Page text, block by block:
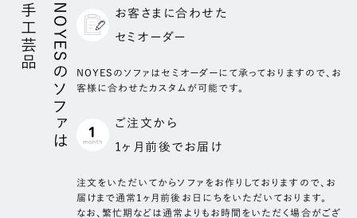
3層構造
低層部 33kg/m3ハードタイプ高密度ウレタン
中層部
表層部 20kg/m3ソフトウレタン
座クッション部(かため仕様)
60kg/m3のチップウレタン
24kg/m3のハードタイプ高密度ウレタン
1個
付属クッション
素材 羽毛
500×500 mm
個数 2個
NOYESのソファは
手工芸品
お客さまに合わせた
セミオーダー
NOYESのソファはセミオーダーにて承っておりますので、お
客様に合わせたカスタムが可能です。
ご注文から
1ヶ月前後でお届け
注⽂をいただいてからソファをお作りしておりますので、お
届けまで通常1ヶ月前後お⽇にちをいただいております。
なお、繁忙期などは通常よりもお時間をいただく場合がござ